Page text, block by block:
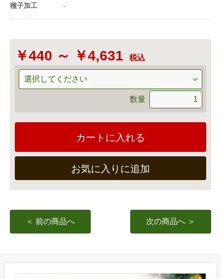
種子加工 -
￥440 ～ ￥4,631 税込
数量
カートに入れる
お気に入りに追加
＜ 前の商品へ 次の商品へ ＞